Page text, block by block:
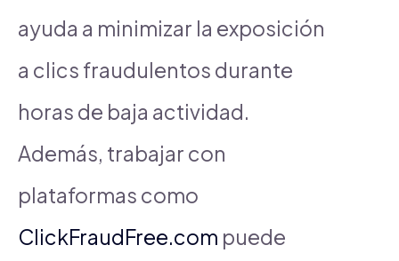
ayuda a minimizar la exposición
a clics fraudulentos durante
horas de baja actividad.
Además, trabajar con
plataformas como
ClickFraudFree.com puede